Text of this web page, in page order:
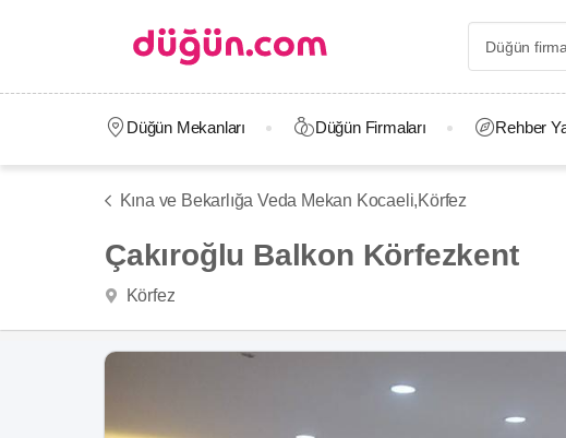
Düğün Mekanları Düğün Firmaları Rehber
Kına ve Bekarlığa Veda Mekan Kocaeli,Körfez
Çakıroğlu Balkon Körfezkent
Körfez